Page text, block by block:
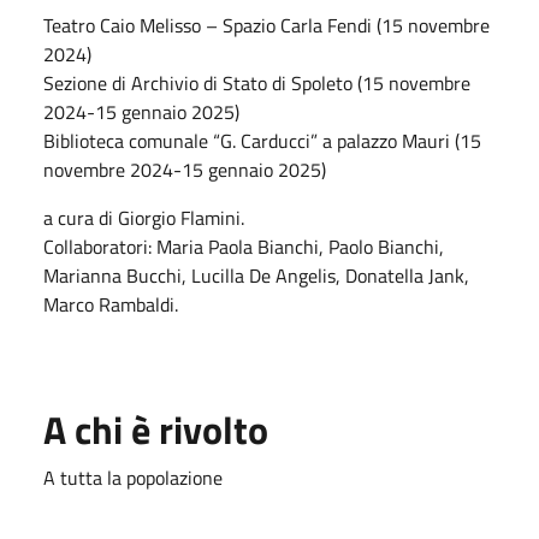
Teatro Caio Melisso – Spazio Carla Fendi (15 novembre
2024)
Sezione di Archivio di Stato di Spoleto (15 novembre
2024-15 gennaio 2025)
Biblioteca comunale “G. Carducci” a palazzo Mauri (15
novembre 2024-15 gennaio 2025)
a cura di Giorgio Flamini.
Collaboratori: Maria Paola Bianchi, Paolo Bianchi,
Marianna Bucchi, Lucilla De Angelis, Donatella Jank,
Marco Rambaldi.
A chi è rivolto
A tutta la popolazione